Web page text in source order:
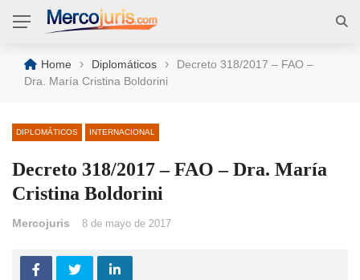
Home › Diplomáticos ›
Decreto 318/2017 – FAO –
Dra. María Cristina Boldorini
DIPLOMÁTICOS INTERNACIONAL
Decreto 318/2017 – FAO – Dra. María
Cristina Boldorini
Mercojuris 8 de mayo de 2017